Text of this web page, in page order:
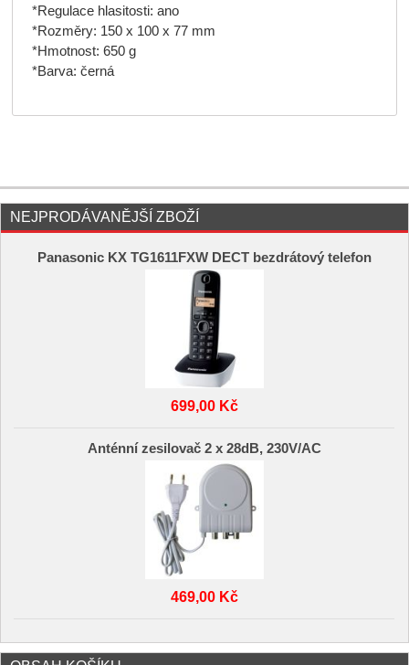
*Regulace hlasitosti: ano
*Rozměry: 150 x 100 x 77 mm
*Hmotnost: 650 g
*Barva: černá
NEJPRODÁVANĚJŠÍ ZBOŽÍ
Panasonic KX TG1611FXW DECT bezdrátový telefon
699,00 Kč
Anténní zesilovač 2 x 28dB, 230V/AC
469,00 Kč